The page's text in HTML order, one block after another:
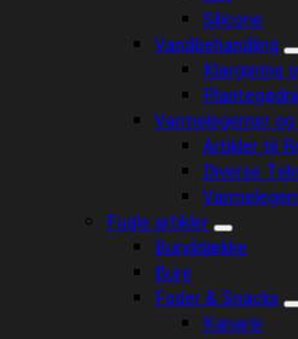
Silicone
Vandbehandling
Klargøring
Varmelegemer
Artikler til
Diverse
Fugle artikler
Bunddække
Bure
Foder & Snacks
Kanarie